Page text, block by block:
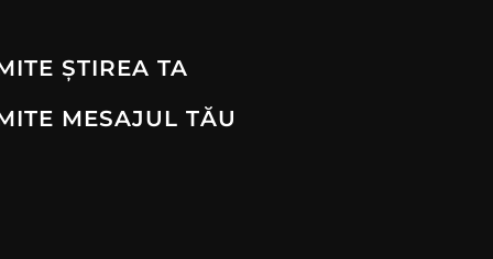
ȘTIREA TA
MESAJUL TĂU